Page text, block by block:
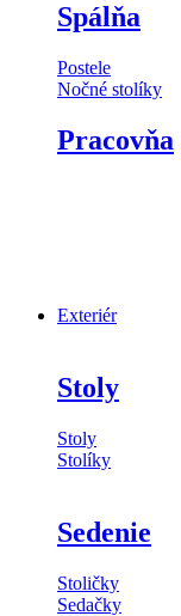
Spálňa
Postele
Nočné stolíky
Pracovňa
Exteriér
Stoly
Stoly
Stolíky
Sedenie
Stoličky
Sedačky